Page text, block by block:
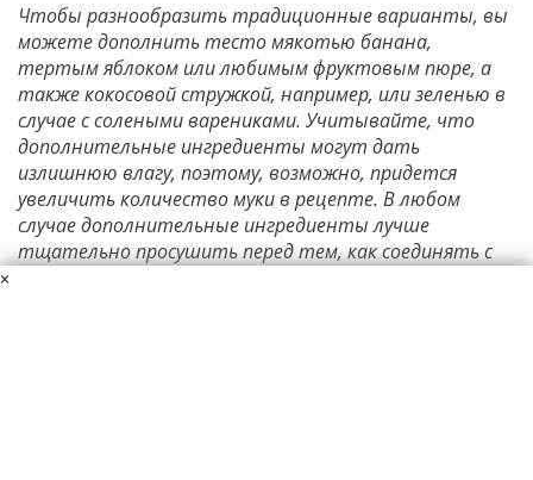
Чтобы разнообразить традиционные варианты, вы
можете дополнить тесто мякотью банана,
тертым яблоком или любимым фруктовым пюре, а
также кокосовой стружкой, например, или зеленью в
случае с солеными варениками. Учитывайте, что
дополнительные ингредиенты могут дать
излишнюю влагу, поэтому, возможно, придется
увеличить количество муки в рецепте. В любом
случае дополнительные ингредиенты лучше
тщательно просушить перед тем, как соединять с
×